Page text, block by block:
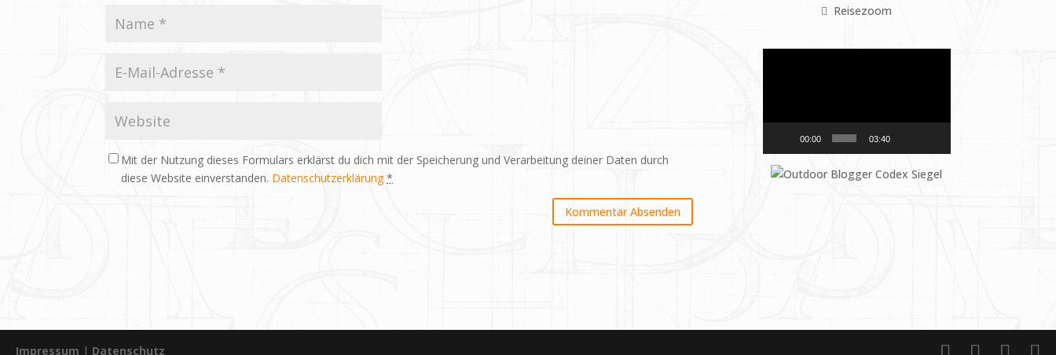
Mit der Nutzung dieses Formulars erklärst du dich mit der Speicherung und Verarbeitung deiner Daten durch
diese Website einverstanden. Datenschutzerklärung *
Reisezoom
00:00 03:40
Impressum | Datenschutz